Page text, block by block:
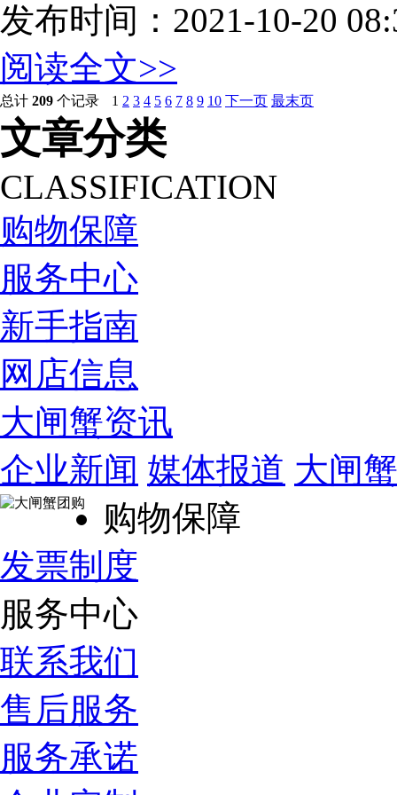
发布时间：2021-10-20
阅读全文>>
总计 209 个记录 1 2 3 4 5 6 7 8 9 10 下一页 最末页
文章分类
CLASSIFICATION
购物保障
服务中心
新手指南
网店信息
大闸蟹资讯
企业新闻 媒体报道 大闸
购物保障
发票制度
服务中心
联系我们
售后服务
服务承诺